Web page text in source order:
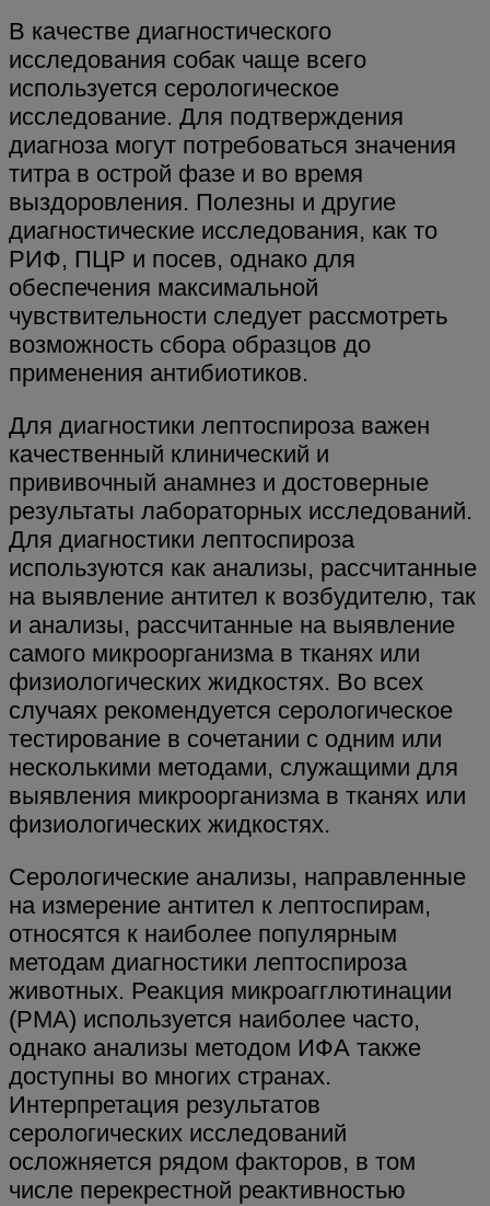
В качестве диагностического
исследования собак чаще всего
используется серологическое
исследование. Для подтверждения
диагноза могут потребоваться значения
титра в острой фазе и во время
выздоровления. Полезны и другие
диагностические исследования, как то
РИФ, ПЦР и посев, однако для
обеспечения максимальной
чувствительности следует рассмотреть
возможность сбора образцов до
применения антибиотиков.
Для диагностики лептоспироза важен
качественный клинический и
прививочный анамнез и достоверные
результаты лабораторных исследований.
Для диагностики лептоспироза
используются как анализы, рассчитанные
на выявление антител к возбудителю, так
и анализы, рассчитанные на выявление
самого микроорганизма в тканях или
физиологических жидкостях. Во всех
случаях рекомендуется серологическое
тестирование в сочетании с одним или
несколькими методами, служащими для
выявления микроорганизма в тканях или
физиологических жидкостях.
Серологические анализы, направленные
на измерение антител к лептоспирам,
относятся к наиболее популярным
методам диагностики лептоспироза
животных. Реакция микроагглютинации
(РМА) используется наиболее часто,
однако анализы методом ИФА также
доступны во многих странах.
Интерпретация результатов
серологических исследований
осложняется рядом факторов, в том
числе перекрестной реактивностью